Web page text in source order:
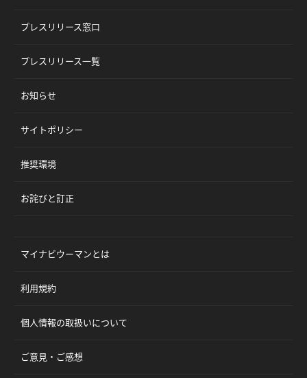
プレスリリース窓口
プレスリリース一覧
お知らせ
サイトポリシー
推奨環境
お詫びと訂正
マイナビウーマンとは
利用規約
個人情報の取扱いについて
ご意見・ご感想